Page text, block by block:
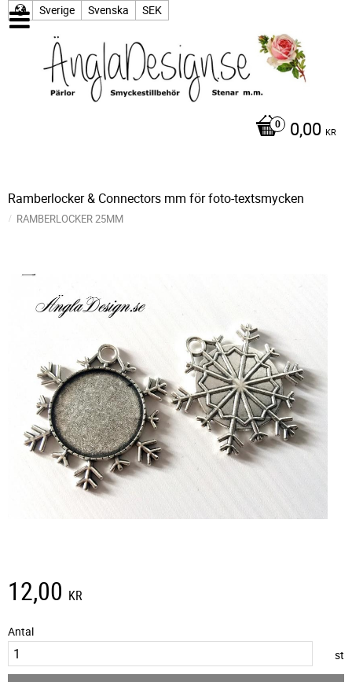
Sverige Svenska SEK
0,00 KR
Ramberlocker & Connectors mm för foto-textsmycken
RAMBERLOCKER 25MM
12,00 KR
Antal
st